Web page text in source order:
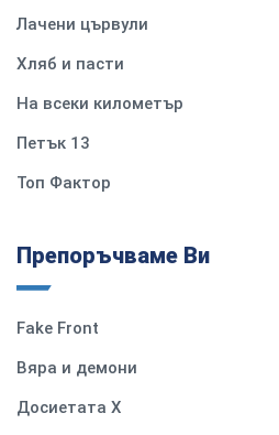
Лачени цървули
Хляб и пасти
На всеки километър
Петък 13
Топ Фактор
Препоръчваме Ви
Fake Front
Вяра и демони
Досиетата Х